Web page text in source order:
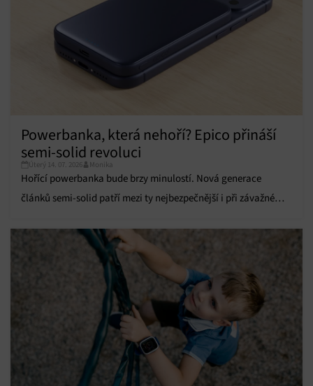
Přiřazování a kombinování údajů z jiných zdrojů
údajů, Propojení různých zařízení, Identifikace
zařízení na základě automaticky přenášených
Zajištění bezpečnosti, předcházení a zjišťování
podvodů a odstraňování chyb, Poskytování a
zobrazování reklamy a obsahu, Ukládání a sdělování
voleb ochrany osobních údajů.
Powerbanka, která nehoří? Epico přináší
semi-solid revoluci
Úterý 14. 07. 2026 Monika
Hořící powerbanka bude brzy minulostí. Nová generace
článků semi-solid patří mezi ty nejbezpečnější i při závažném